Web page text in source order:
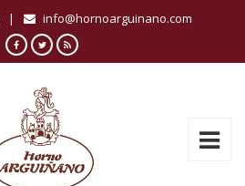
| info@hornoarguinano.com